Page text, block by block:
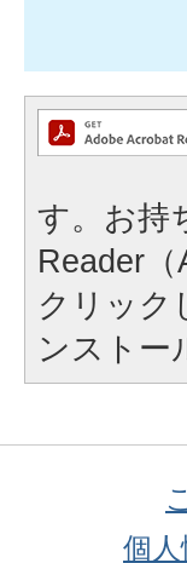
す。お持
Reader
クリック
ンストー
個